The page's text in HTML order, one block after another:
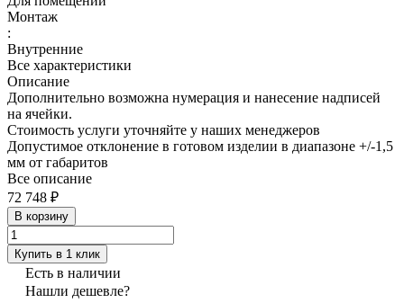
Монтаж
:
Внутренние
Все характеристики
Описание
Дополнительно возможна нумерация и нанесение надписей
на ячейки.
Стоимость услуги уточняйте у наших менеджеров
Допустимое отклонение в готовом изделии в диапазоне +/-1,5
мм от габаритов
Все описание
72 748 ₽
В корзину
Купить в 1 клик
Есть в наличии
Нашли дешевле?